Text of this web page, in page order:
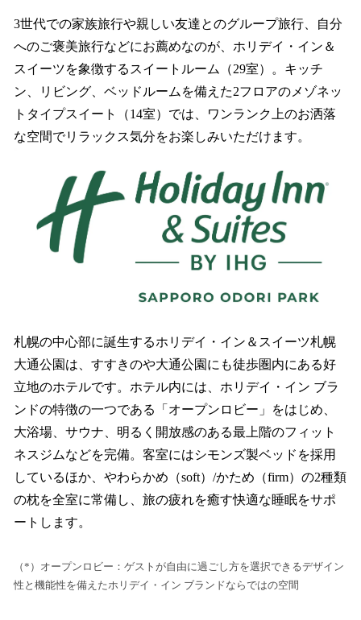
3世代での家族旅行や親しい友達とのグループ旅行、自分
へのご褒美旅行などにお薦めなのが、ホリデイ・イン＆
スイーツを象徴するスイートルーム（29室）。キッチ
ン、リビング、ベッドルームを備えた2フロアのメゾネッ
トタイプスイート（14室）では、ワンランク上のお洒落
な空間でリラックス気分をお楽しみいただけます。
札幌の中心部に誕生するホリデイ・イン＆スイーツ札幌
大通公園は、すすきのや大通公園にも徒歩圏内にある好
立地のホテルです。ホテル内には、ホリデイ・イン ブラ
ンドの特徴の一つである「オープンロビー」をはじめ、
大浴場、サウナ、明るく開放感のある最上階のフィット
ネスジムなどを完備。客室にはシモンズ製ベッドを採用
しているほか、やわらかめ（soft）/かため（firm）の2種類
の枕を全室に常備し、旅の疲れを癒す快適な睡眠をサポ
ートします。
（*）オープンロビー：ゲストが自由に過ごし方を選択できるデザイン
性と機能性を備えたホリデイ・イン ブランドならではの空間